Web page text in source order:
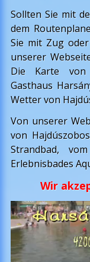
Sollten Sie mit
dem
Sie mit Zug
unserer
Die Karte von
Gasthaus
Wetter von
Von unserer
von
Strandbad,
Erlebnisbades
Wir